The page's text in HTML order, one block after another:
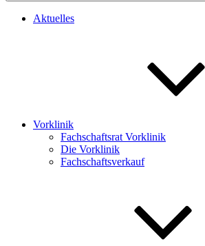
Aktuelles
Vorklinik
Fachschaftsrat Vorklinik
Die Vorklinik
Fachschaftsverkauf